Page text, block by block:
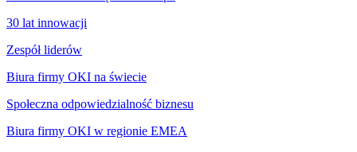
30 lat innowacji
Zespół liderów
Biura firmy OKI na świecie
Społeczna odpowiedzialność biznesu
Biura firmy OKI w regionie EMEA